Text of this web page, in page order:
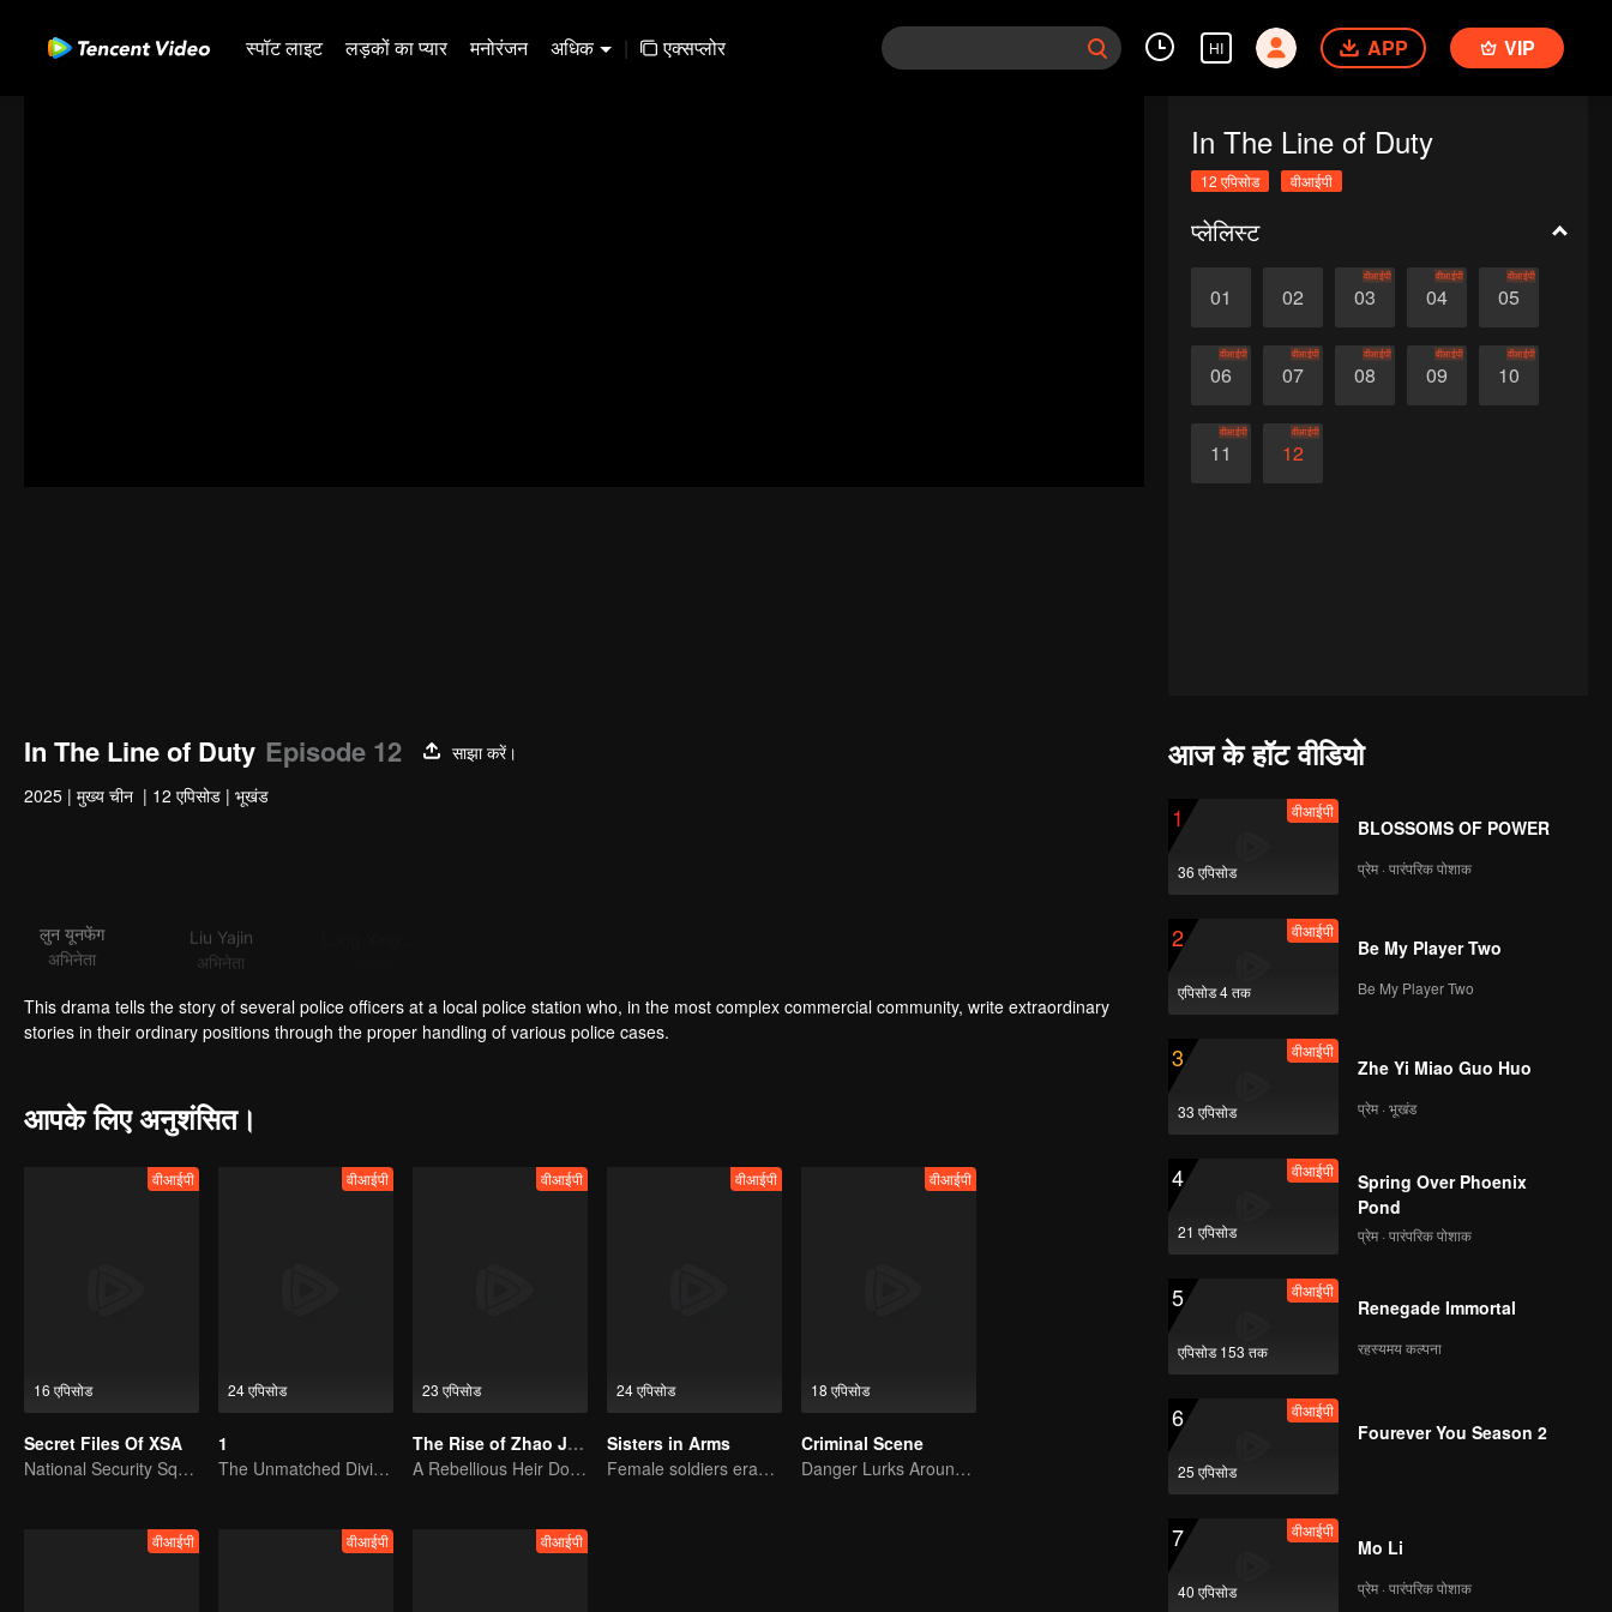
स्पॉट लाइट लड़कों का प्यार मनोरंजन अधिक | एक्सप्लोर HI APP VIP
In The Line of Duty
12 एपिसोड वीआईपी
प्लेलिस्ट
01 02 03
वीआईपी
04
वीआईपी
05
वीआईपी
06
वीआईपी
07
वीआईपी
08
वीआईपी
09
वीआईपी
10
वीआईपी
11
वीआईपी
12
वीआईपी
In The Line of Duty Episode 12
साझा करें।
2025 | मुख्य चीन | 12 एपिसोड | भूखंड
लुन यूनफेंग
अभिनेता
Liu Yajin
अभिनेता
This drama tells the story of several police officers at a local police station who, in the most complex commercial community, write extraordinary
stories in their ordinary positions through the proper handling of various police cases.
आपके लिए अनुशंसित।
16 एपिसोड
वीआईपी
Secret Files Of XSA
National Security Squad Smashes Spy Conspiracy
24 एपिसोड
वीआईपी
1
The Unmatched Divine Doctor’s Journey Across the World
23 एपिसोड
वीआईपी
The Rise of Zhao Jiadi
A Rebellious Heir Dominates The Business World
24 एपिसोड
वीआईपी
Sisters in Arms
Female soldiers eradicating crime
18 एपिसोड
वीआईपी
Criminal Scene
Danger Lurks Around You
वीआईपी वीआईपी वीआईपी
आज के हॉट वीडियो
1
36 एपिसोड
वीआईपी
BLOSSOMS OF POWER
प्रेम · पारंपरिक पोशाक
2
एपिसोड 4 तक
वीआईपी
Be My Player Two
Be My Player Two
3
33 एपिसोड
वीआईपी
Zhe Yi Miao Guo Huo
प्रेम · भूखंड
4
21 एपिसोड
वीआईपी
Spring Over Phoenix
Pond
प्रेम · पारंपरिक पोशाक
5
एपिसोड 153 तक
वीआईपी
Renegade Immortal
रहस्यमय कल्पना
6
25 एपिसोड
वीआईपी
Fourever You Season 2
7
40 एपिसोड
वीआईपी
Mo Li
प्रेम · पारंपरिक पोशाक